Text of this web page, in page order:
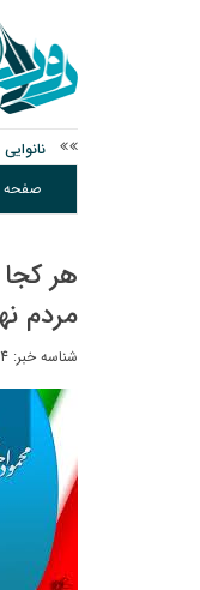
وزارت اطلاعات: ۲۱ مزدور
صفحه
هر
مردم
شناسه خبر: 1024